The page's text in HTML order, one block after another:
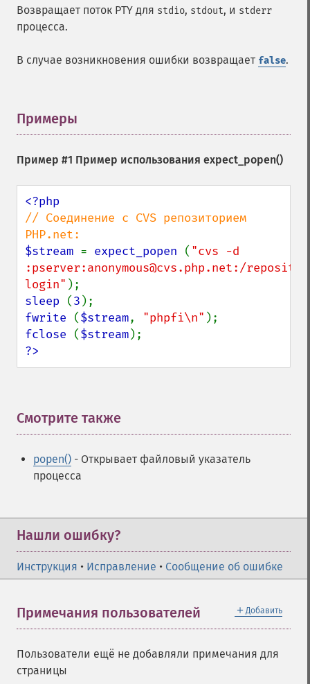
Возвращает поток PTY для stdio, stdout, и stderr
процесса.
В случае возникновения ошибки возвращает false.
Примеры
Пример #1 Пример использования expect_popen()
// Соединение с CVS репозиторием
$stream = expect_popen ( "cvs -d
:pserver:anonymous@cvs.php.net:/
login"
sleep (3
fwrite ($stream, "phpfi\n"
fclose ($stream
?>
Смотрите также
popen() - Открывает файловый указатель
процесса
Нашли ошибку?
Инструкция • Исправление • Сообщение об ошибке
＋ Добавить
Примечания пользователей
Пользователи ещё не добавляли примечания для
страницы